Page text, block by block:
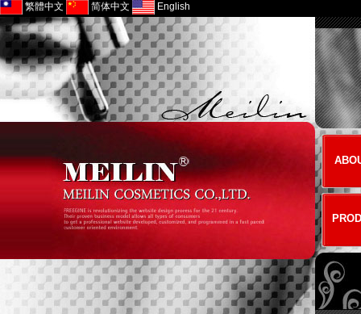
繁體中文 简体中文 English